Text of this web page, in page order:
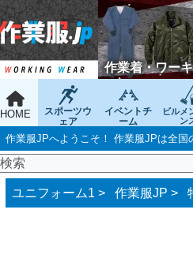
作業着・ワー
HOME
スポーツウ
ェア
イベントチ
ーム
ビルメ
ン
作業服JPへようこそ！ 作業服JPは全国
ユニフォーム1 > 作業服JP >